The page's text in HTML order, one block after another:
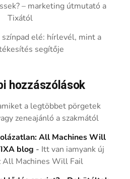
– marketing útmutató a
Tixától
elé: hírlevél, mint a
segítője
hozzászólások
a legtöbbet pörgetek
zeneajánló a szakmától
All Machines Will
blog - Itt van iamyank új
All Machines Will Fail